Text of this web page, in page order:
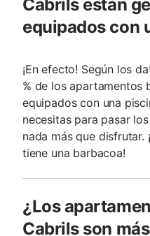
Cabrils están
equipados con
¡En efecto! Según los
% de los apartamentos
equipados con una
necesitas para pasar
nada más que disfrutar.
tiene una barbacoa!
¿Los
Cabrils son